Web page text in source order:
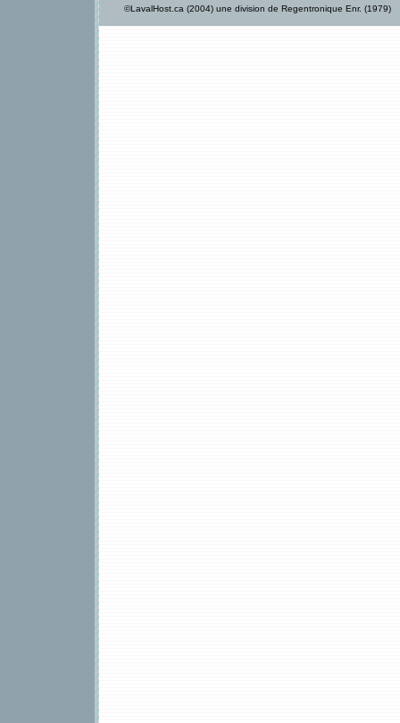
©LavalHost.ca (2004) une division de Regentronique Enr. (1979)